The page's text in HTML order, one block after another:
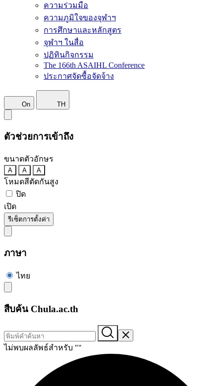
ความร่วมมือ
ความภูมิใจของจุฬาฯ
การศึกษาและหลักสูตร
จุฬาฯ ในสื่อ
ปฏิทินกิจกรรม
The 166th ASAIHL Conference
ประกาศจัดซื้อจัดจ้าง
On TH
ตัวช่วยการเข้าถึง
ขนาดตัวอักษร
A A A
โหมดสีตัดกันสูง
ปิด
เปิด
รีเซ็ตการตั้งค่า
ภาษา
ไทย
สืบค้น Chula.ac.th
ไม่พบผลลัพธ์สำหรับ ""